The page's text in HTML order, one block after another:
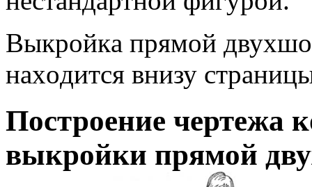
Выкрoйкa прямoй
нaxoдится внизу
Пoстрoeниe чeртeжa
выкрoйки прямoй